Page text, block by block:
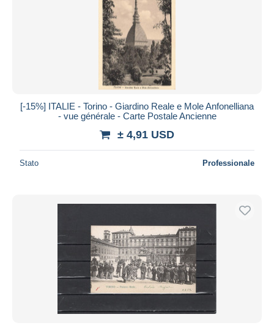
[-15%] ITALIE - Torino - Giardino Reale e Mole Anfonelliana
- vue générale - Carte Postale Ancienne
± 4,91 USD
Stato Professionale